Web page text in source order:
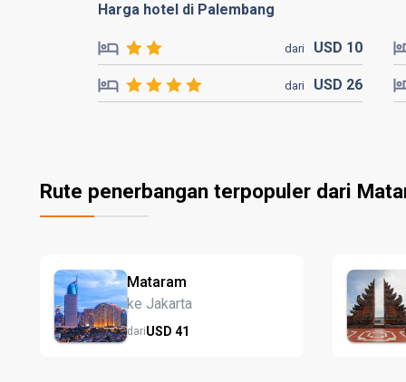
Harga hotel di Palembang
dari USD 10
dari USD 26
Rute penerbangan terpopuler dari
Mataram
ke Jakarta
dariUSD 41